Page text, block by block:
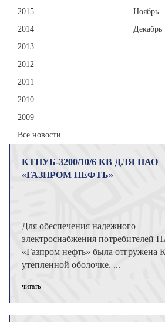
2015
2014
2013
2012
2011
2010
2009
Все новости
Ноябрь
Декабрь
КТПУБ-3200/10/6 КВ ДЛЯ ПАО
«ГАЗПРОМ НЕФТЬ»
Для обеспечения надежного
электроснабжения потребителей
«Газпром нефть» была отгружена
утепленной оболочке. ...
читать